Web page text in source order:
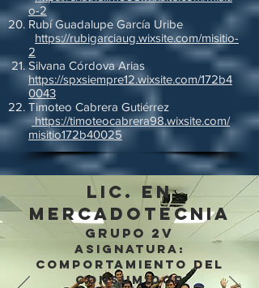
o-2
Rubí Guadalupe García Uribe
https://rubigarciaug.wixsite.com/misitio-
2
Silvana Córdova Arias
https://spxsiempre12.wixsite.com/172b4
0043
Timoteo Cabrera Gutiérrez
https://timoteocabrera98.wixsite.com/
misitio172b40025
LIC. EN
MERCADOTECNIA
Grupo 2v
ASIGNATURA:
Comportamiento del
consumidor